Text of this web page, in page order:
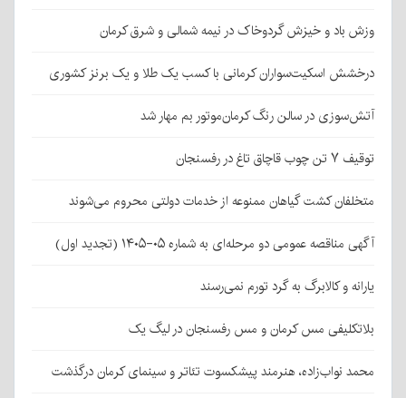
وزش باد و خیزش گردوخاک در نیمه شمالی و شرق کرمان
درخشش اسکیت‌سواران کرمانی با کسب یک طلا و یک برنز کشوری
آتش‌سوزی در سالن رنگ کرمان‌موتور بم مهار شد
توقیف ۷ تن چوب قاچاق تاغ در رفسنجان
متخلفان کشت گیاهان ممنوعه از خدمات دولتی محروم می‌شوند
آگهی مناقصه عمومی دو مرحله‌ای به شماره ۰۵-۱۴۰۵ (تجدید اول)
یارانه و کالابرگ به گرد تورم نمی‌رسند
بلاتکلیفی مس کرمان و مس رفسنجان در لیگ یک
محمد نواب‌زاده، هنرمند پیشکسوت تئاتر و سینمای کرمان درگذشت